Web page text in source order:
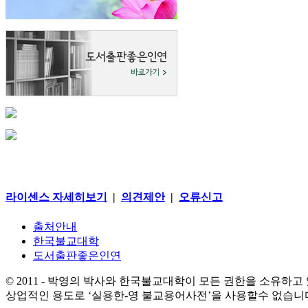
라이센스 자세히보기 | 의견제안| 오류신고
출처안내
한국불교대학
도서출판좋은인연
© 2011 - 박영의 박사와 한국불교대학이 모든 권한을 소유하고
상업적인 용도로 ‘실용한-영 불교용어사전’을 사용할수 없습니